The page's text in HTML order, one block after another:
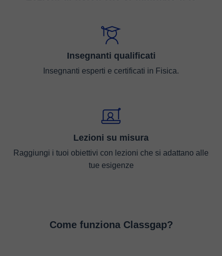
Insegnanti qualificati
Insegnanti esperti e certificati in Fisica.
Lezioni su misura
Raggiungi i tuoi obiettivi con lezioni che si adattano alle
tue esigenze
Come funziona Classgap?